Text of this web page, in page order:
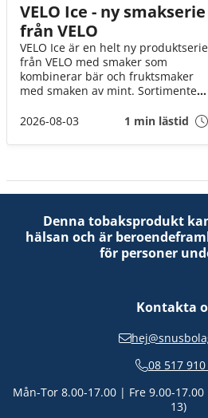
VELO Ice - ny smakserie
från VELO
VELO Ice är en helt ny produktserie
från VELO med smaker som
kombinerar bär och fruktsmaker
med smaken av mint. Sortimentet
smaker : VELO Blueberry Ice och
innehåller 8 mg nikotin per portion
2026-08-03 1 min lästid
Denna tobaksprodukt
hälsan och är
för personer
Kontakta
08 517
Mån-Tor 8.00-17.00 | Fre 9.00-
13)